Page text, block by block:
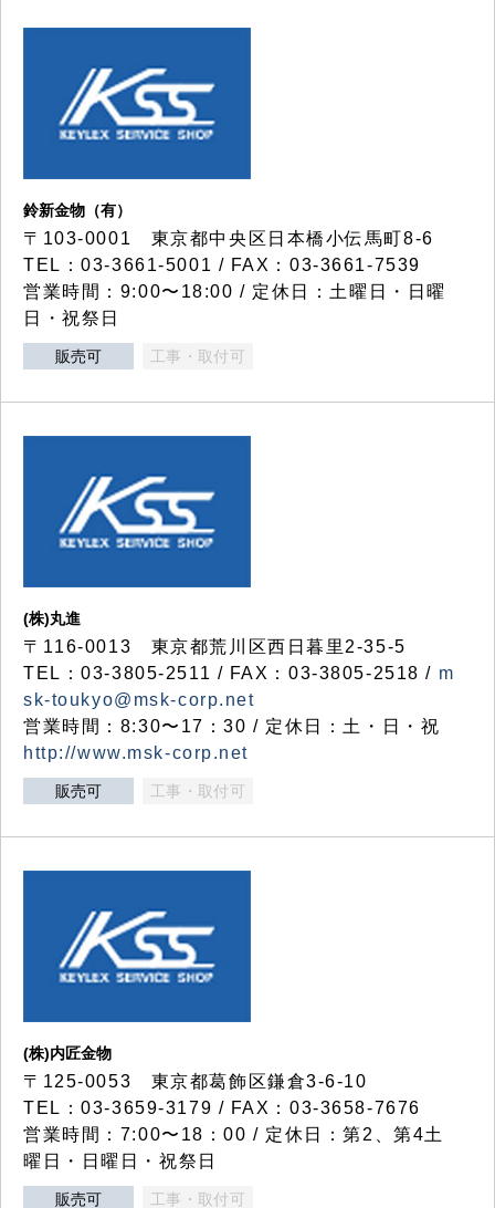
鈴新金物（有）
〒103-0001 東京都中央区日本橋小伝馬町8-6
TEL：03-3661-5001 / FAX：03-3661-7539
営業時間：9:00〜18:00 / 定休日：土曜日・日曜
日・祝祭日
販売可 工事・取付可
(株)丸進
〒116-0013 東京都荒川区西日暮里2-35-5
TEL：03-3805-2511 / FAX：03-3805-2518 / m
sk-toukyo@msk-corp.net
営業時間：8:30〜17：30 / 定休日：土・日・祝
http://www.msk-corp.net
販売可 工事・取付可
(株)内匠金物
〒125-0053 東京都葛飾区鎌倉3-6-10
TEL：03-3659-3179 / FAX：03-3658-7676
営業時間：7:00〜18：00 / 定休日：第2、第4土
曜日・日曜日・祝祭日
販売可 工事・取付可